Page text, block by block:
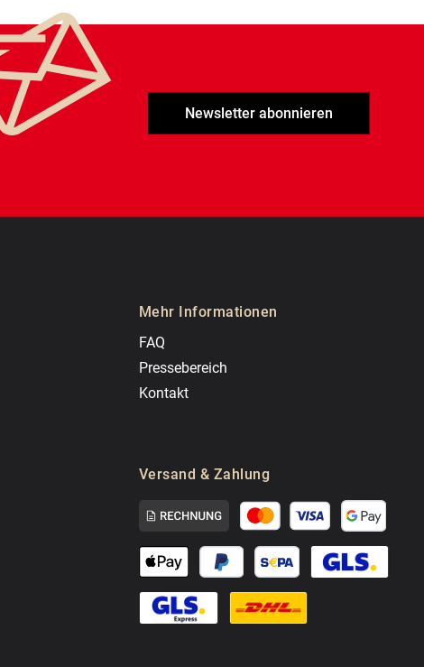
Newsletter abonnieren
Mehr Informationen
FAQ
Pressebereich
Kontakt
Versand & Zahlung